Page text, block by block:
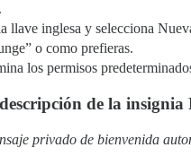
llave inglesa y selecciona
o como prefieras.
los permisos
de la insignia
privado de bienvenida